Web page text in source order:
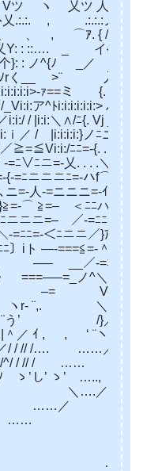
ツ 人. . .
.:.:.:ノ⌒〕i
, ⌒ｱ. { /.}. . .{
イ{>v 乂ｨ.
_／ {. .Y. }. .
>¨ 入j,人
ミ {. .}ﾊ/´
ハ.j. .厂
∧/ﾆ{. Vj _ 乂
ノﾆニ>､V厂 (
ﾆﾆ=-{. . .＼ ‘⌒)
=-乂. . . .＼/ﾆニﾆ/
ニﾆ=-ハf⌒≧=-=ﾆ
=-ｲニ} 厂ﾆ
ﾆハ{/ﾆニニ
／-=ﾆﾆ〉 Vﾆ
ニ／}ｱ／-=ﾆ
＾／-=ﾆ
__／-=ﾆニ
ノ^＼-=ニ
=／}､_
ィ〔 /
o 〉…./
¨ヽ／…..’
// /…. ……／ ….
^/ / // / ……
’し’ ゝ’
／ …. ／
／ …Y
ノ^＼
厂＼
_ノ
厂＼ ノﾆ